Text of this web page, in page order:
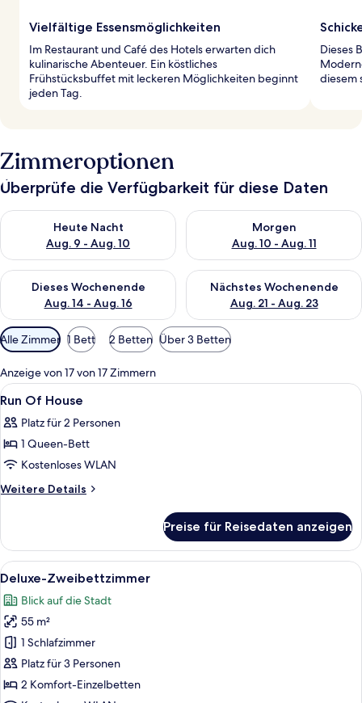
Vielfältige Essensmöglichkeiten
Im Restaurant und Café des Hotels erwarten dich
kulinarische Abenteuer. Ein köstliches
Frühstücksbuffet mit leckeren Möglichkeiten beginnt
jeden Tag.
Dieses
diesem
Zimmeroptionen
Überprüfe die Verfügbarkeit für diese Daten
Heute Nacht
Aug. 9 - Aug. 10
Überprüfe die Verfügbarkeit für heute Nacht, Aug. 9 - Aug.
Morgen
Aug. 10 - Aug. 11
Überprüfe die Verfügbarkeit
Dieses Wochenende
Aug. 14 - Aug. 16
Überprüfe die Verfügbarkeit für dieses Wochenende, Aug. 14
Nächstes Wochenende
Aug. 21 - Aug. 23
Überprüfe die Verfügbarkeit
Verfügbare
Filter
für
Zimmer
Alle Zimmer 1 Bett 2 Betten Über 3 Betten
Anzeige von 17 von 17 Zimmern
Alle
Fotos
für
Run
Of
House
Ein modernes Hotelzimmer mit
13
Run Of House
Platz für 2 Personen
1 Queen-Bett
Kostenloses WLAN
Weitere Details
Weitere
Of
House
Preise für Reisedaten anzeigen
Alle
Fotos
für
Deluxe-
Zweibettzimmer
anzeigen
Ein modernes Hotelzimmer mit
7
Deluxe-Zweibettzimmer
Blick auf die Stadt
55 m²
1 Schlafzimmer
Platz für 3 Personen
2 Komfort-Einzelbetten